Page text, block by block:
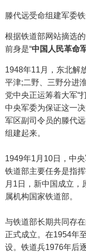
滕代远受命组建军委
根据铁道部网站摘选
前身是“中国人民革命
1948年11月，东北解
平津;二野、三野分进
党中央正运筹着大军“
中央军委为保证这一
军区副司令员的滕代
组建起来。
1949年1月10日，中
铁道部主要任务是指
月1日，新中国成立
属机构国家铁道部。
与铁道部长期共同存
正式成立。在1954年
设。铁道兵1976年后